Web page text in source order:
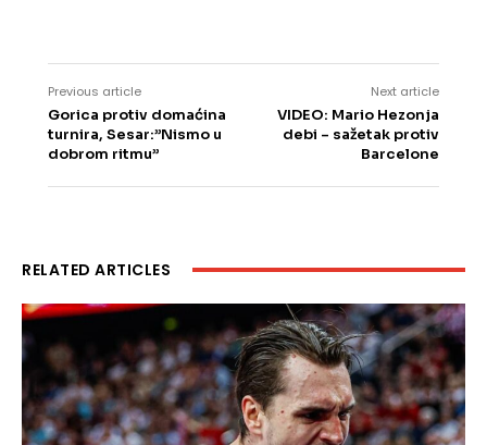
Previous article
Gorica protiv domaćina
turnira, Sesar:”Nismo u
dobrom ritmu”
Next article
VIDEO: Mario Hezonja
debi – sažetak protiv
Barcelone
RELATED ARTICLES